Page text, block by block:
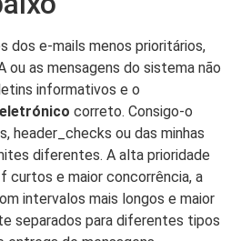
dos e-mails menos prioritários,
ou as mensagens do sistema não
informativos e o
correto. Consigo-o
header_checks ou das minhas
diferentes. A alta prioridade
e maior concorrência, a
intervalos mais longos e maior
separados para diferentes tipos